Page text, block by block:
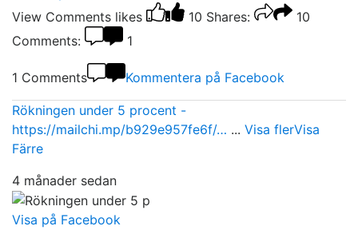
View Comments likes 10 Shares:
10
Comments:
1
1 Comments Kommentera på Facebook
Rökningen under 5 procent -
https://mailchi.mp/b929e957fe6f/… ... Visa flerVisa
Färre
4 månader sedan
Visa på Facebook